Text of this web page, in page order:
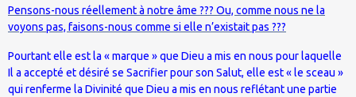
Pensons-nous réellement à notre âme ??? Ou, comme nous ne la
voyons pas, faisons-nous comme si elle n’existait pas ???
Pourtant elle est la « marque » que Dieu a mis en nous pour laquelle
Il a accepté et désiré se Sacrifier pour son Salut, elle est « le sceau »
qui renferme la Divinité que Dieu a mis en nous reflétant une partie